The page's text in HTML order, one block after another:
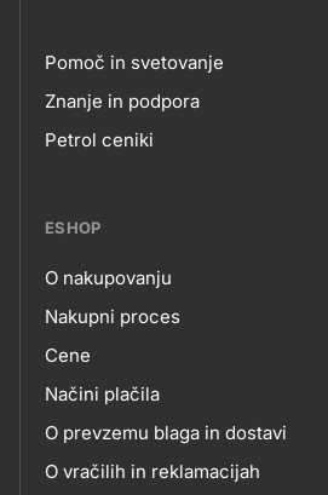
Footer
links
Pomoč in svetovanje
Znanje in podpora
Petrol ceniki
ESHOP
eshop
O nakupovanju
Nakupni proces
Cene
Načini plačila
O prevzemu blaga in dostavi
O vračilih in reklamacijah